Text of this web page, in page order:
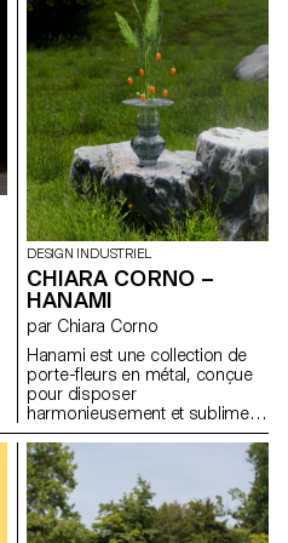
l’atmosphère de la pièce.
Pensée pour les espaces où
les frontières entre travail, repas
et détente s’estompent, Velum
permet à l’utilisateur d’adapter
la lumière à ses besoins et à
ses moments, en
accompagnant les rythmes
fluctuants de la vie quotidienne.
DESIGN INDUSTRIEL
CHIARA CORNO –
HANAMI
par Chiara Corno
Hanami est une collection de
porte-fleurs en métal, conçue
pour disposer
harmonieusement et sublimer
les fleurs fraîches avec
élégance. Fabriqués en tiges
d’acier traité, ces structures
épurées permettent de
disposer un bouquet entier
dans un vase, puis de le